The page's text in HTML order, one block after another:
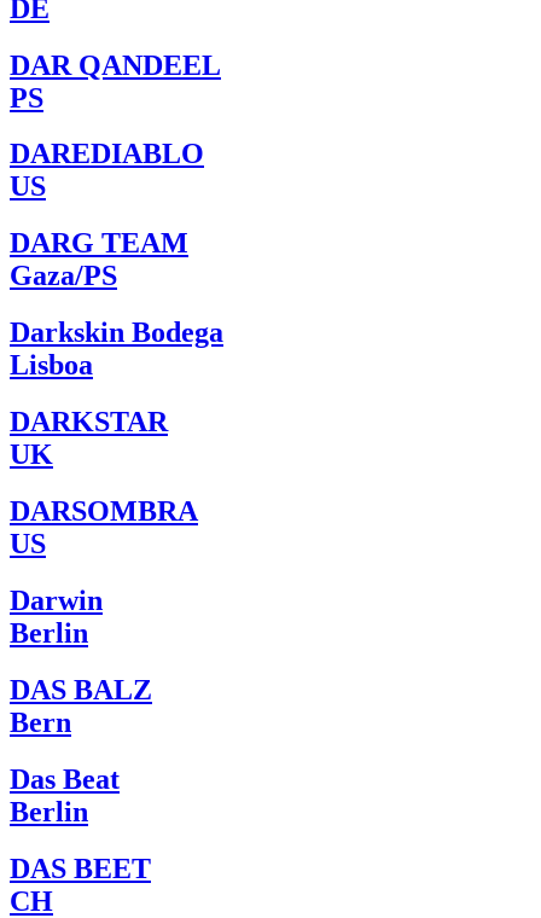
DE
DAR QANDEEL
PS
DAREDIABLO
US
DARG TEAM
Gaza/PS
Darkskin Bodega
Lisboa
DARKSTAR
UK
DARSOMBRA
US
Darwin
Berlin
DAS BALZ
Bern
Das Beat
Berlin
DAS BEET
CH